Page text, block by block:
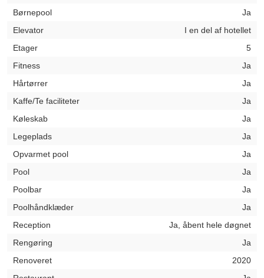
Børnepool
Ja
Elevator
I en del af hotellet
Etager
5
Fitness
Ja
Hårtørrer
Ja
Kaffe/Te faciliteter
Ja
Køleskab
Ja
Legeplads
Ja
Opvarmet pool
Ja
Pool
Ja
Poolbar
Ja
Poolhåndklæder
Ja
Reception
Ja, åbent hele døgnet
Rengøring
Ja
Renoveret
2020